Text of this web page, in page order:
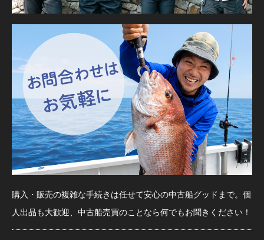
購入・販売の複雑な手続きは任せて安心の中古船グッドまで。個
人出品も大歓迎、中古船売買のことなら何でもお聞きください！